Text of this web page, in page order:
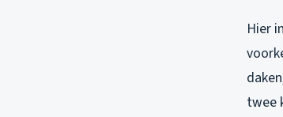
Hier
twee